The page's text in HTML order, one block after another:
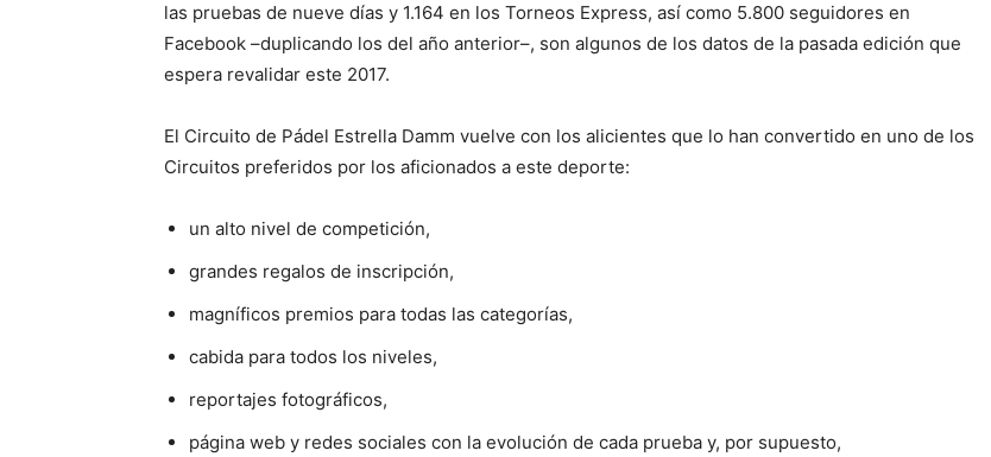
las pruebas de nueve días y 1.164 en los Torneos Express, así como 5.800 seguidores en
Facebook –duplicando los del año anterior–, son algunos de los datos de la pasada edición que
espera revalidar este 2017.
El Circuito de Pádel Estrella Damm vuelve con los alicientes que lo han convertido en uno de los
Circuitos preferidos por los aficionados a este deporte:
un alto nivel de competición,
grandes regalos de inscripción,
magníficos premios para todas las categorías,
cabida para todos los niveles,
reportajes fotográficos,
página web y redes sociales con la evolución de cada prueba y, por supuesto,